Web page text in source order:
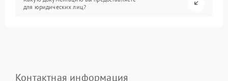
для юридических лиц?
Контактная информация